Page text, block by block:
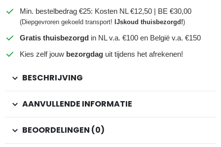
Min. bestelbedrag €25: Kosten NL €12,50 | BE €30,00
(Diepgevroren gekoeld transport! IJskoud thuisbezorgd!)
Gratis thuisbezorgd in NL v.a. €100 en België v.a. €150
Kies zelf jouw bezorgdag uit tijdens het afrekenen!
BESCHRIJVING
AANVULLENDE INFORMATIE
BEOORDELINGEN (0)